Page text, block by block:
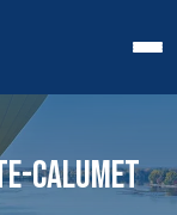
CALUMET